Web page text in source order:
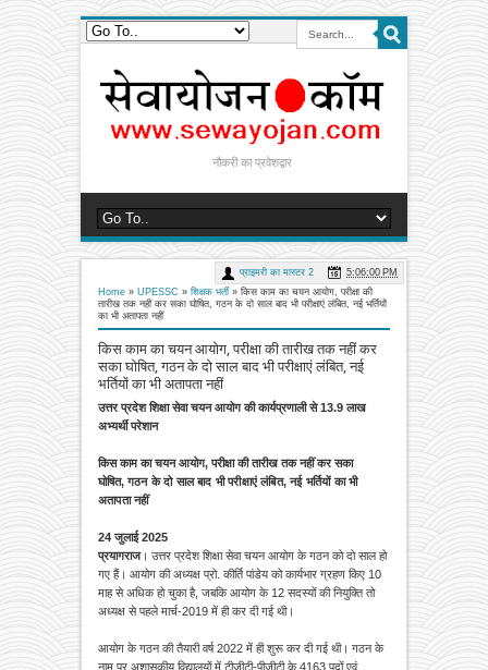
नौकरी का प्रवेशद्वार
Home » UPESSC » शिक्षक भर्ती » किस काम का चयन आयोग, परीक्षा की
तारीख तक नहीं कर सका घोषित, गठन के दो साल बाद भी परीक्षाएं लंबित, नई भर्तियों
का भी अतापता नहीं
किस काम का चयन आयोग, परीक्षा की तारीख तक नहीं कर
सका घोषित, गठन के दो साल बाद भी परीक्षाएं लंबित, नई
भर्तियों का भी अतापता नहीं
प्राइमरी का मास्टर 2 5:06:00 PM
उत्तर प्रदेश शिक्षा सेवा चयन आयोग की कार्यप्रणाली से 13.9 लाख
अभ्यर्थी परेशान
किस काम का चयन आयोग, परीक्षा की तारीख तक नहीं कर सका
घोषित, गठन के दो साल बाद भी परीक्षाएं लंबित, नई भर्तियों का भी
अतापता नहीं
24 जुलाई 2025
प्रयागराज। उत्तर प्रदेश शिक्षा सेवा चयन आयोग के गठन को दो साल हो
गए हैं। आयोग की अध्यक्ष प्रो. कीर्ति पांडेय को कार्यभार ग्रहण किए 10
माह से अधिक हो चुका है, जबकि आयोग के 12 सदस्यों की नियुक्ति तो
अध्यक्ष से पहले मार्च-2019 में ही कर दी गई थी।
आयोग के गठन की तैयारी वर्ष 2022 में ही शुरू कर दी गई थी। गठन के
नाम पर अशासकीय विद्यालयों में टीजीटी-पीजीटी के 4163 पदों एवं